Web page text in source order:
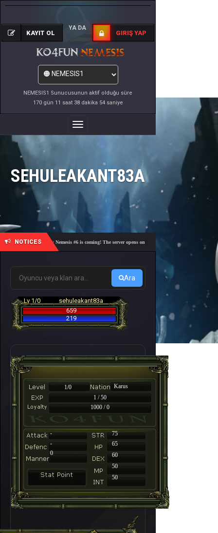
NEMESIS1 Sunucusunun aktif olduğu süre
170 gün 11 saat 38 dakika 54 saniye
KAYIT OL
YA DA
GIRIŞ YAP
Menüyü
Değiştir
SEHULEAKANT83A
NOTICES
🎓 Academy Nemesis #6 is coming! The server opens on Friday, August 7 at 21:00 – Are you
Ara
Lv 1/0
sehuleakant83a
659
219
1/0
Karus
1 / 50
1000 / 0
-
75
-
65
60
50
50
0